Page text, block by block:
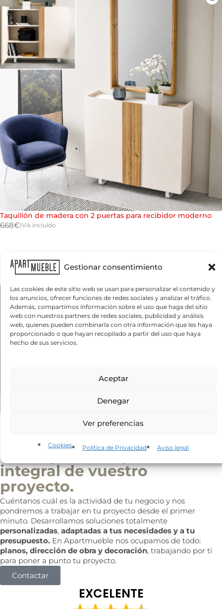
Gestionar consentimiento
Las cookies de este sitio web se usan para personalizar el contenido y
los anuncios, ofrecer funciones de redes sociales y analizar el tráfico.
Además, compartimos información sobre el uso que haga del sitio
web con nuestros partners de redes sociales, publicidad y análisis
web, quienes pueden combinarla con otra información que les haya
proporcionado o que hayan recopilado a partir del uso que haya
hecho de sus servicios.
Aceptar
Denegar
Ver preferencias
Cookies Política de Privacidad Aviso legal
Taquillón de madera con 2 puertas para recibidor moderno
668€IVA incluido
En Apartmueble somos
especialistas en el diseño y
en la ejecución parcial e
integral de vuestro
proyecto.
Cuéntanos cuál es la actividad de tu negocio y nos
pondremos a trabajar en tu proyecto desde el primer
minuto. Desarrollamos soluciones totalmente
personalizadas, adaptadas a tus necesidades y a tu
presupuesto. En Apartmueble nos ocupamos de todo:
planos, dirección de obra y decoración, trabajando por ti
para poner a punto tu proyecto.
Contactar
EXCELENTE